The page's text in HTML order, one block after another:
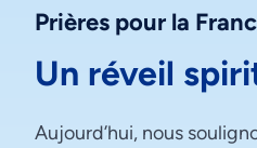
Prières pour la
Un réveil
Aujourd’hui, nous